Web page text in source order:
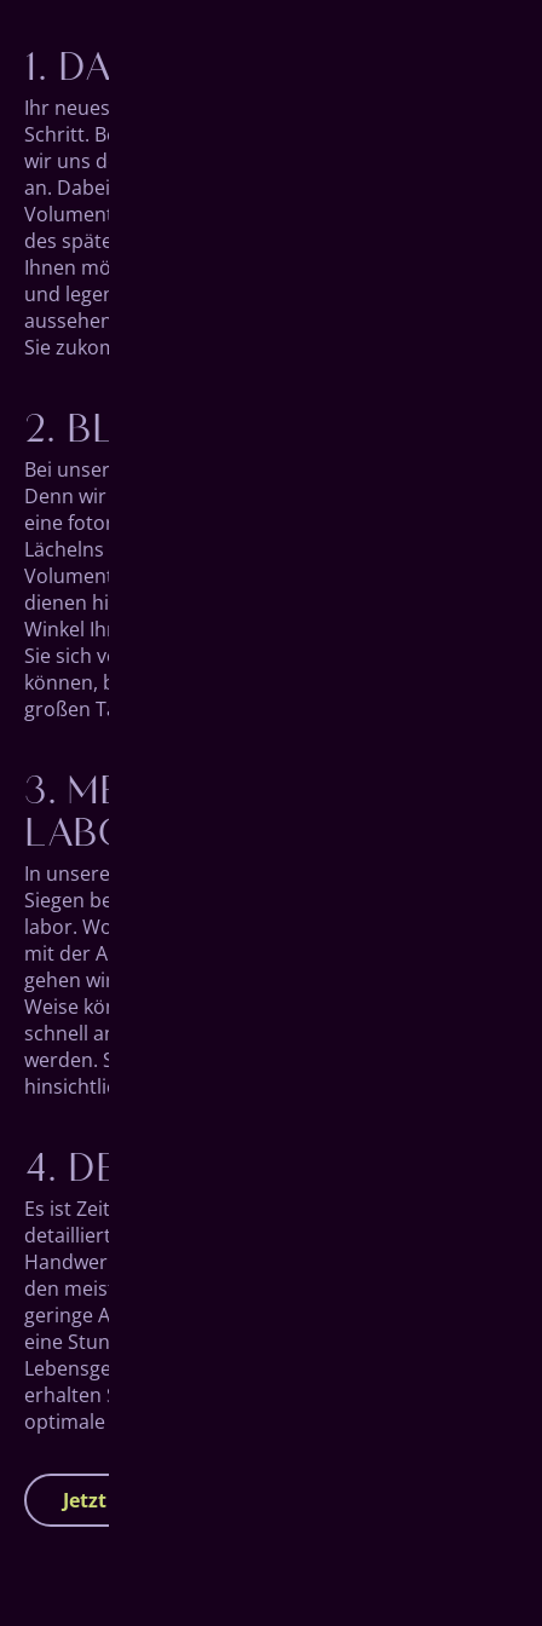
DAS ERSTE GESPRÄCH
Ihr neues Lebens­gefühl beginnt mit dem ersten
Schritt. Bei einem ersten Beratungs­gespräch schauen
wir uns dem aktuellen Zustand in Ihrem Mundraum
an. Dabei hilft uns hochmoderne Digitale
Volumentomographie (DVT) bei der präzisen Planung
des späteren Eingriffs. Außerdem besprechen wir mit
Ihnen mögliche Wünsche, nehmen Ihnen Ihre Sorgen
und legen im Detail fest, wie die kommenden Schritte
aussehen werden, damit Sie jederzeit wissen, was auf
Sie zukommt.
BLICK IN DIE ZUKUNFT
Bei unserem zweiten Gespräch wird es aufregend.
Denn wir können Ihnen in einer digitalen Vorschau
eine foto­realistische Darstellung Ihres neuen
Lächelns präsen­tieren. Die Aufnahmen der Digitalen
Volumentomographie (DVT) aus unserem Erst­termin
dienen hierfür als Basis, an der wir im Detail jeden
Winkel Ihrer neuen Zähne betrachten können. Haben
Sie sich von der zukünftigen Optik überzeugen
können, bereiten wir im Anschluss alles für den
großen Tag der Behandlung vor.
MEISTERHAFTE
LABORARBEIT
In unseren Räumlich­keiten mitten im Herzen von
Siegen befindet sich auch gleich unser eigenes Zahn­
labor. Wo die meisten Zahnarzt­praxen externe Labors
mit der Anfertigung des Zahn­ersatzes beauftragen,
gehen wir einfach ins Nachbar­zimmer. Auf diese
Weise können Fragen schnell geklärt, Produkte
schnell angefertigt und die Qualität schnell geprüft
werden. So können Sie sich auf höchste Ansprüche
hinsichtlich Material und Präzision verlassen.
DER GROSSE TAG
Es ist Zeit für Ihr neues Ich. An diesem Tag kommen
detaillierte Planung, präzise Fertigung und echtes
Hand­werk zu perfektem Zahnersatz zusammen. In
den meisten Fällen dauert der Eingriff durch die
geringe Anzahl von nur 4 Implantaten nicht länger als
eine Stunde, bevor Sie unsere Praxis mit einem neuen
Lebens­gefühl wieder verlassen können. Im Anschluss
erhalten Sie von uns natürlich auch Tipps für eine
optimale Pflege Ihres Zahn­ersatzes in Zukunft.
Jetzt Termin vereinbaren